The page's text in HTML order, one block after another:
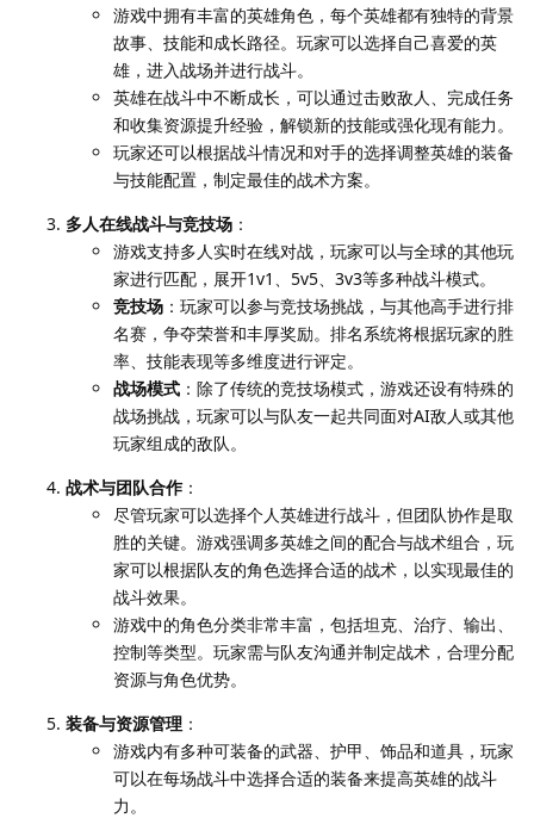
游戏中拥有丰富的英雄角色，每个英雄都有独特的背景
故事、技能和成长路径。玩家可以选择自己喜爱的英
雄，进入战场并进行战斗。
英雄在战斗中不断成长，可以通过击败敌人、完成任务
和收集资源提升经验，解锁新的技能或强化现有能力。
玩家还可以根据战斗情况和对手的选择调整英雄的装备
与技能配置，制定最佳的战术方案。
多人在线战斗与竞技场 ：
游戏支持多人实时在线对战，玩家可以与全球的其他玩
家进行匹配，展开1v1、5v5、3v3等多种战斗模式。
竞技场 ：玩家可以参与竞技场挑战，与其他高手进行排
名赛，争夺荣誉和丰厚奖励。排名系统将根据玩家的胜
率、技能表现等多维度进行评定。
战场模式 ：除了传统的竞技场模式，游戏还设有特殊的
战场挑战，玩家可以与队友一起共同面对AI敌人或其他
玩家组成的敌队。
战术与团队合作 ：
尽管玩家可以选择个人英雄进行战斗，但团队协作是取
胜的关键。游戏强调多英雄之间的配合与战术组合，玩
家可以根据队友的角色选择合适的战术，以实现最佳的
战斗效果。
游戏中的角色分类非常丰富，包括坦克、治疗、输出、
控制等类型。玩家需与队友沟通并制定战术，合理分配
资源与角色优势。
装备与资源管理 ：
游戏内有多种可装备的武器、护甲、饰品和道具，玩家
可以在每场战斗中选择合适的装备来提高英雄的战斗
力。